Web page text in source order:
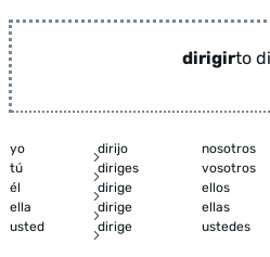
dirigirto
yo dirijo nosotros
tú
diriges vosotros
él
dirige ellos
ella
dirige ellas
usted
dirige ustedes